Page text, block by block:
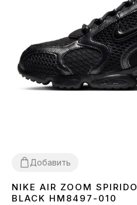
Добавить
44
NIKE AIR ZOOM
BLACK HM8497-010